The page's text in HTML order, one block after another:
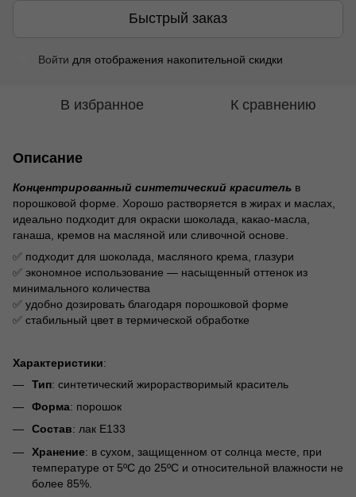
Быстрый заказ
Войти для отображения накопительной скидки
В избранное К сравнению
Описание
Концентрированный синтетический краситель в
порошковой форме. Хорошо растворяется в жирах и маслах,
идеально подходит для окраски шоколада, какао-масла,
ганаша, кремов на масляной или сливочной основе.
✅ подходит для шоколада, масляного крема, глазури
✅ экономное использование — насыщенный оттенок из
минимального количества
✅ удобно дозировать благодаря порошковой форме
✅ стабильный цвет в термической обработке
Характеристики:
Тип: синтетический жирорастворимый краситель
Форма: порошок
Состав: лак Е133
Хранение: в сухом, защищенном от солнца месте, при
температуре от 5ºС до 25ºС и относительной влажности не
более 85%.